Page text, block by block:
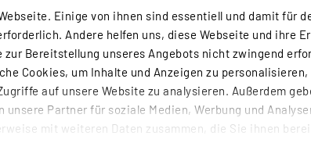
Einige von ihnen sind essentiell und damit für
Andere helfen uns, diese Webseite und ihre
zur Bereitstellung unseres Angebots nicht zwingend
Cookies, um Inhalte und Anzeigen zu
auf unsere Website zu analysieren. Außerdem
unsere Partner für soziale Medien, Werbung und
mit weiteren Daten zusammen, die Sie ihnen
gegenüber Feuchtraumleuchten mit herkömmlichen
Vorteile. Zudem entlasten Sie dank LED-Technik Ihren
Unbekannt
nicht möglich
LED-Feuchtraumwannenleuchte Aqua-Promo, 1680